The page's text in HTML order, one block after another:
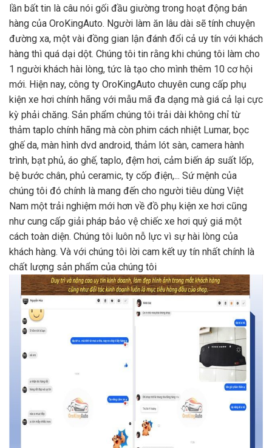
lần bất tin là câu nói gối đầu giường trong hoạt động bán
hàng của OroKingAuto. Người làm ăn lâu dài sẽ tính chuyện
đường xa, một vài đồng gian lận đánh đổi cả uy tín với khách
hàng thì quá dại dột. Chúng tôi tin rằng khi chúng tôi làm cho
1 người khách hài lòng, tức là tạo cho mình thêm 10 cơ hội
mới. Hiện nay, công ty OroKingAuto chuyên cung cấp phụ
kiện xe hơi chính hãng với mẫu mã đa dạng mà giá cả lại cực
kỳ phải chăng. Sản phẩm chúng tôi trải dài không chỉ từ
thảm taplo chính hãng mà còn phim cách nhiệt Lumar, bọc
ghế da, màn hình dvd android, thảm lót sàn, camera hành
trình, bạt phủ, áo ghế, taplo, đệm hơi, cảm biến áp suất lốp,
bệ bước chân, phủ ceramic, ty cốp điện,... Sứ mệnh của
chúng tôi đó chính là mang đến cho người tiêu dùng Việt
Nam một trải nghiệm mới hơn về đồ phụ kiện xe hơi cũng
như cung cấp giải pháp bảo vệ chiếc xe hơi quý giá một
cách toàn diện. Chúng tôi luôn nỗ lực vì sự hài lòng của
khách hàng. Và với chúng tôi lời cam kết uy tín nhất chính là
chất lượng sản phẩm của chúng tôi